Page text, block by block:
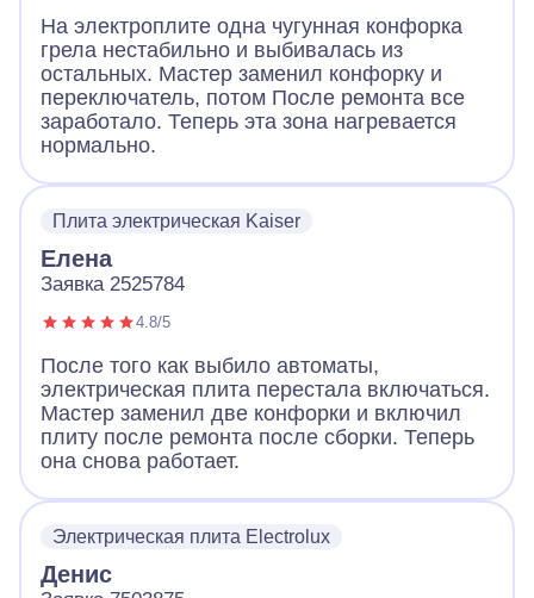
На электроплите одна чугунная конфорка
грела нестабильно и выбивалась из
остальных. Мастер заменил конфорку и
переключатель, потом После ремонта все
заработало. Теперь эта зона нагревается
нормально.
Плита электрическая Kaiser
Елена
Заявка 2525784
4.8/5
После того как выбило автоматы,
электрическая плита перестала включаться.
Мастер заменил две конфорки и включил
плиту после ремонта после сборки. Теперь
она снова работает.
Электрическая плита Electrolux
Денис